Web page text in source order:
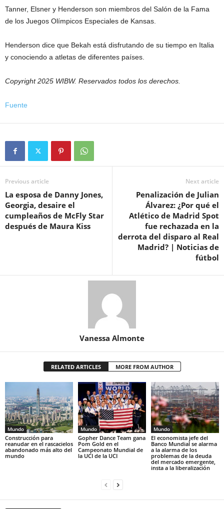
Tanner, Elsner y Henderson son miembros del Salón de la Fama
de los Juegos Olímpicos Especiales de Kansas.
Henderson dice que Bekah está disfrutando de su tiempo en Italia
y conociendo a atletas de diferentes países.
Copyright 2025 WIBW. Reservados todos los derechos.
Fuente
Previous article
La esposa de Danny Jones,
Georgia, desaire el
cumpleaños de McFly Star
después de Maura Kiss
Next article
Penalización de Julian
Álvarez: ¿Por qué el
Atlético de Madrid Spot
fue rechazada en la
derrota del disparo al Real
Madrid? | Noticias de
fútbol
Vanessa Almonte
RELATED ARTICLES MORE FROM AUTHOR
Mundo
Construcción para
reanudar en el rascacielos
abandonado más alto del
mundo
Mundo
Gopher Dance Team gana
Pom Gold en el
Campeonato Mundial de
la UCI de la UCI
Mundo
El economista jefe del
Banco Mundial se alarma
a la alarma de los
problemas de la deuda
del mercado emergente,
insta a la liberalización